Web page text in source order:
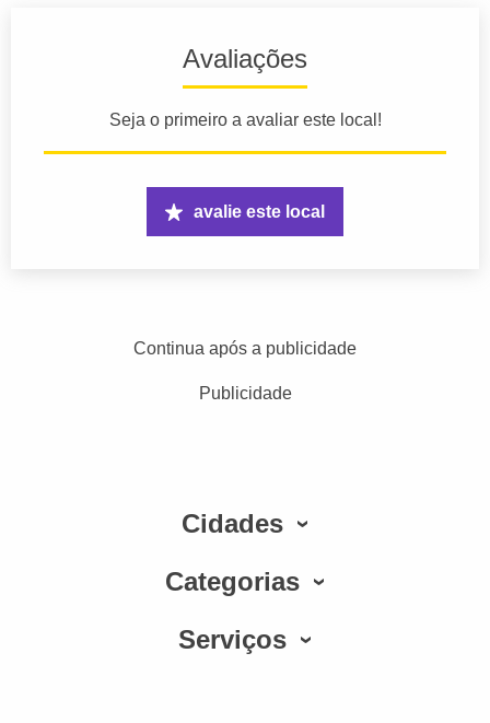
Avaliações
Seja o primeiro a avaliar este local!
avalie este local
Continua após a publicidade
Publicidade
Cidades
Categorias
Serviços